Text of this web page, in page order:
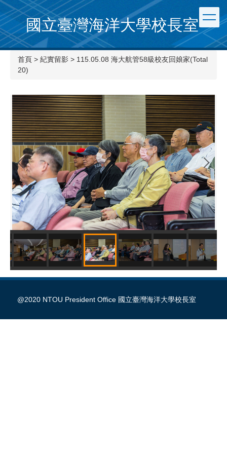
國立臺灣海洋大學校長室
首頁 > 紀實留影 > 115.05.08 海大航管58級校友回娘家(Total
20)
@2020 NTOU President Office 國立臺灣海洋大學校長室